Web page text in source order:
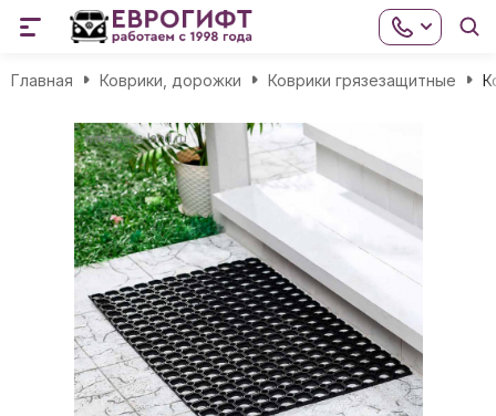
Главная Коврики, дорожки Коврики грязезащитные